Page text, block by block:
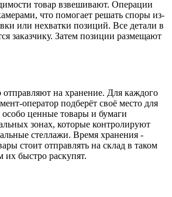
товар взвешивают. Операции
что помогает решать споры из-
или нехватки позиций. Все детали в
заказчику. Затем позиции размещают
на хранение. Для каждого
оператор подберёт своё место для
ценные товары и бумаги
зонах, которые контролируют
стеллажи. Время хранения -
стоит отправлять на склад в таком
их быстро раскупят.